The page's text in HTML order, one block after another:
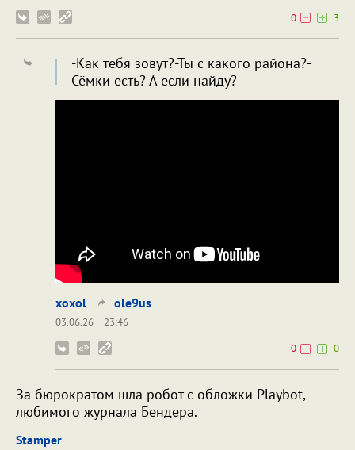
0
3
-Как тебя зовут?-Ты с какого района?-
Сёмки есть? А если найду?
xoxol ole9us
03.06.26
23:46
0
0
За бюрократом шла робот с обложки Playbot,
любимого журнала Бендера.
Stamper